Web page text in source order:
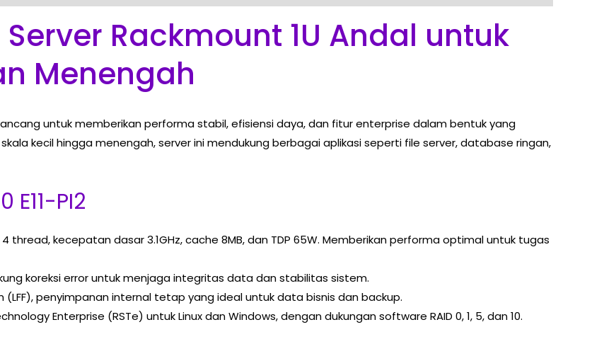
Server Rackmount 1U Andal untuk
Menengah
untuk memberikan performa stabil, efisiensi daya, dan fitur enterprise dalam bentuk yang
kecil hingga menengah, server ini mendukung berbagai aplikasi seperti file server, database ringan,
E11-PI2
thread, kecepatan dasar 3.1GHz, cache 8MB, dan TDP 65W. Memberikan performa optimal untuk tugas
koreksi error untuk menjaga integritas data dan stabilitas sistem.
(LFF), penyimpanan internal tetap yang ideal untuk data bisnis dan backup.
Enterprise (RSTe) untuk Linux dan Windows, dengan dukungan software RAID 0, 1, 5, dan 10.